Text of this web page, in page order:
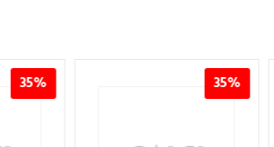
35% 35%